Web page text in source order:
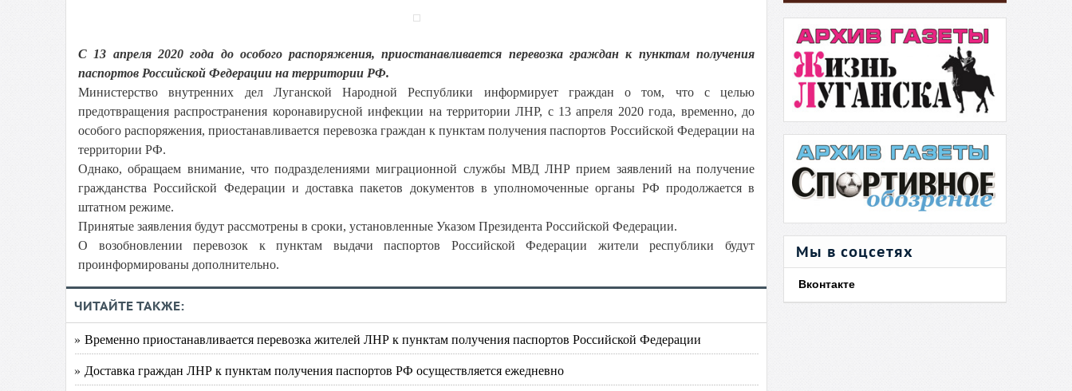
С 13 апреля 2020 года до особого распоряжения, приостанавливается перевозка граждан к пунктам получения
паспортов Российской Федерации на территории РФ.
Министерство внутренних дел Луганской Народной Республики информирует граждан о том, что с целью
предотвращения распространения коронавирусной инфекции на территории ЛНР, с 13 апреля 2020 года, временно, до
особого распоряжения, приостанавливается перевозка граждан к пунктам получения паспортов Российской Федерации на
территории РФ.
Однако, обращаем внимание, что подразделениями миграционной службы МВД ЛНР прием заявлений на получение
гражданства Российской Федерации и доставка пакетов документов в уполномоченные органы РФ продолжается в
штатном режиме.
Принятые заявления будут рассмотрены в сроки, установленные Указом Президента Российской Федерации.
О возобновлении перевозок к пунктам выдачи паспортов Российской Федерации жители республики будут
проинформированы дополнительно.
ЧИТАЙТЕ ТАКЖЕ:
» Временно приостанавливается перевозка жителей ЛНР к пунктам получения паспортов Российской Федерации
» Доставка граждан ЛНР к пунктам получения паспортов РФ осуществляется ежедневно
Мы в соцсетях
Вконтакте